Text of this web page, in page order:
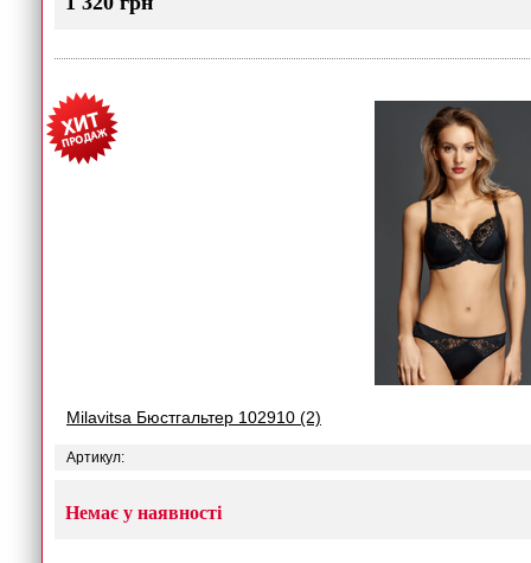
Milavitsa Бюстгальтер 102910 (2)
Артикул:
Немає у наявності